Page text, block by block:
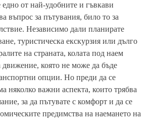
от най-удобните и гъвкави
въпрос за пътувания, било то за
Независимо дали планирате
туристическа екскурзия или дълго
на страната, колата под наем
движение, която не може да бъде
опции. Но преди да се
няколко важни аспекта, които трябва
за да пътувате с комфорт и да се
предимства на наемането на